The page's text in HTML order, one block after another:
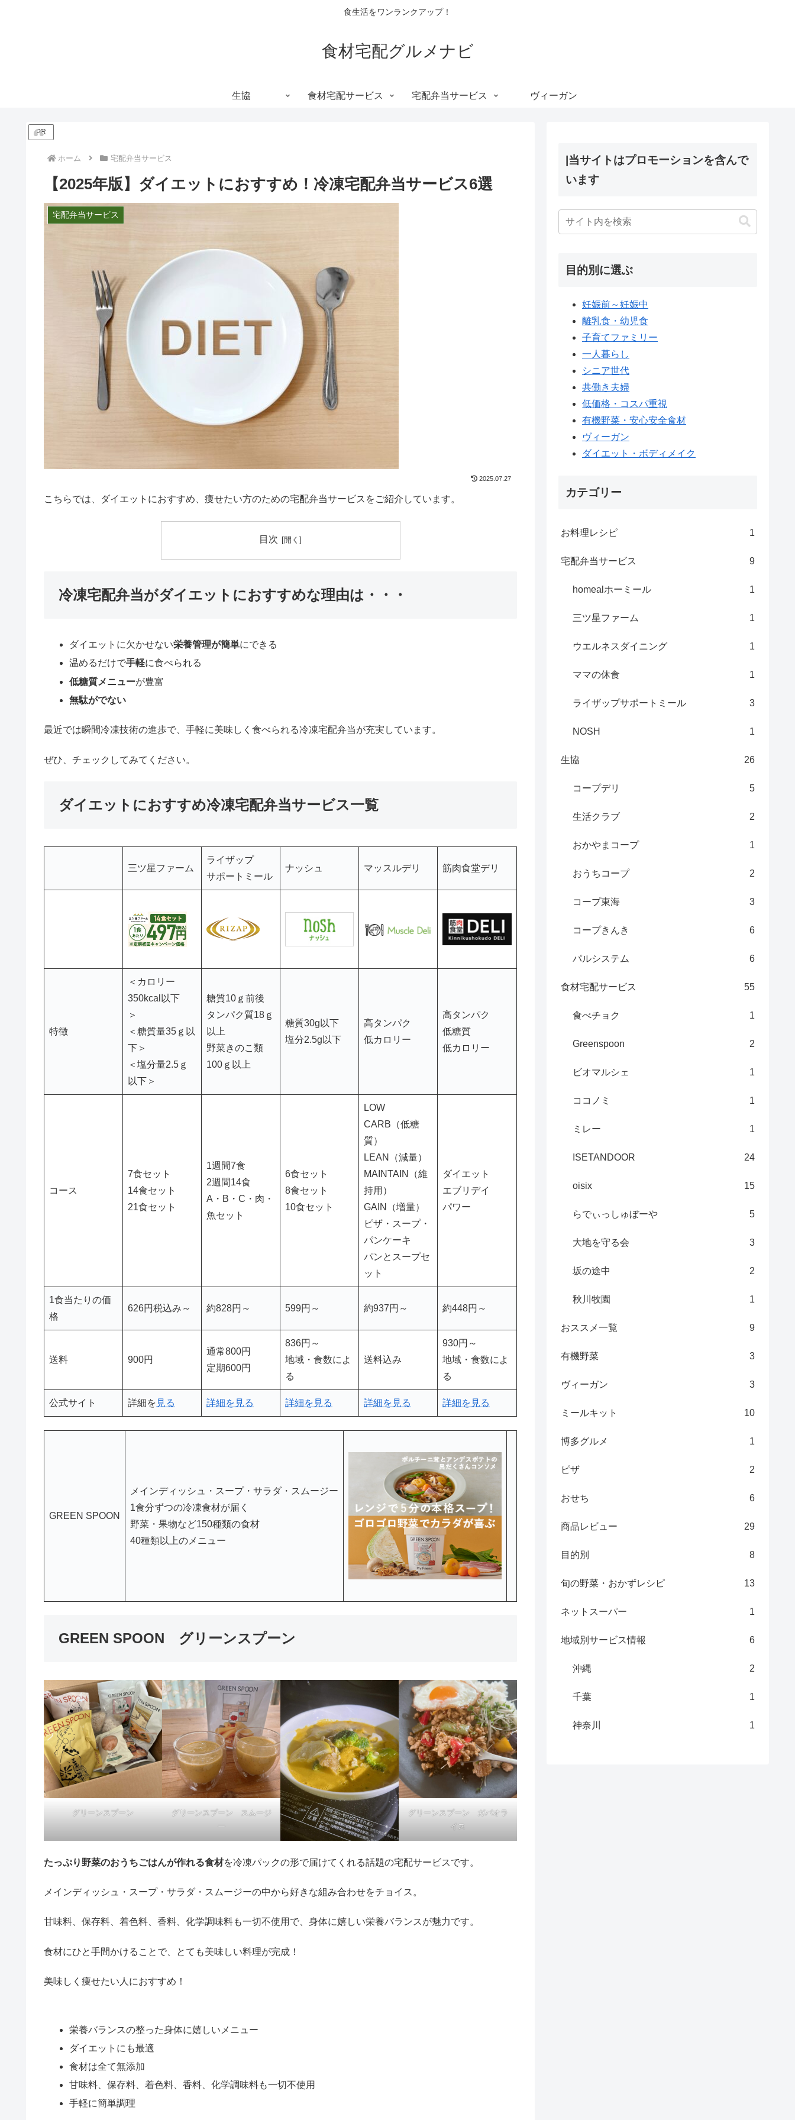
食生活をワンランクアップ！
食材宅配グルメナビ
生協 食材宅配サービス 宅配弁当サービス ヴィーガン
PR
ホーム 宅配弁当サービス
【2025年版】ダイエットにおすすめ！冷凍宅配弁当サービス6選
宅配弁当サービス
2025.07.27
こちらでは、ダイエットにおすすめ、痩せたい方のための宅配弁当サービスをご紹介しています。
目次
冷凍宅配弁当がダイエットにおすすめな理由は・・・
ダイエットに欠かせない栄養管理が簡単にできる
温めるだけで手軽に食べられる
低糖質メニューが豊富
無駄がでない
最近では瞬間冷凍技術の進歩で、手軽に美味しく食べられる冷凍宅配弁当が充実しています。
ぜひ、チェックしてみてください。
ダイエットにおすすめ冷凍宅配弁当サービス一覧
三ツ星ファーム
ライザップ
サポートミール
ナッシュ マッスルデリ 筋肉食堂デリ
特徴
＜カロリー
350kcal以下
＞
＜糖質量35ｇ以
下＞
＜塩分量2.5ｇ
以下＞
糖質10ｇ前後
タンパク質18ｇ
以上
野菜きのこ類
100ｇ以上
糖質30g以下
塩分2.5g以下
高タンパク
低カロリー
高タンパク
低糖質
低カロリー
コース
7食セット
14食セット
21食セット
1週間7食
2週間14食
A・B・C・肉・
魚セット
6食セット
8食セット
10食セット
LOW
CARB（低糖
質）
LEAN（減量）
MAINTAIN（維
持用）
GAIN（増量）
ピザ・スープ・
パンケーキ
パンとスープセ
ット
ダイエット
エブリデイ
パワー
1食当たりの価
格
626円税込み～ 約828円～ 599円～ 約937円～ 約448円～
送料 900円
通常800円
定期600円
836円～
地域・食数によ
る
送料込み
930円～
地域・食数によ
る
公式サイト 詳細を 見る 詳細を見る 詳細を見る 詳細を見る 詳細を見る
GREEN SPOON
メインディッシュ・スープ・サラダ・スムージー
1食分ずつの冷凍食材が届く
野菜・果物など150種類の食材
40種類以上のメニュー
GREEN SPOON グリーンスプーン
グリーンスプーン
グリーンスプーン スムージ
ー
グリーンスプーン ガパオラ
イス
たっぷり野菜のおうちごはんが作れる食材を冷凍パックの形で届けてくれる話題の宅配サービスです。
メインディッシュ・スープ・サラダ・スムージーの中から好きな組み合わせをチョイス。
甘味料、保存料、着色料、香料、化学調味料も一切不使用で、身体に嬉しい栄養バランスが魅力です。
食材にひと手間かけることで、とても美味しい料理が完成！
美味しく痩せたい人におすすめ！
栄養バランスの整った身体に嬉しいメニュー
ダイエットにも最適
食材は全て無添加
甘味料、保存料、着色料、香料、化学調味料も一切不使用
手軽に簡単調理
|当サイトはプロモーションを含んで
います
目的別に選ぶ
妊娠前～妊娠中
離乳食・幼児食
子育てファミリー
一人暮らし
シニア世代
共働き夫婦
低価格・コスパ重視
有機野菜・安心安全食材
ヴィーガン
ダイエット・ボディメイク
カテゴリー
お料理レシピ 1
宅配弁当サービス 9
homealホーミール 1
三ツ星ファーム 1
ウエルネスダイニング 1
ママの休食 1
ライザップサポートミール 3
NOSH 1
生協 26
コープデリ 5
生活クラブ 2
おかやまコープ 1
おうちコープ 2
コープ東海 3
コープきんき 6
パルシステム 6
食材宅配サービス 55
食べチョク 1
Greenspoon 2
ビオマルシェ 1
ココノミ 1
ミレー 1
ISETANDOOR 24
oisix 15
らでぃっしゅぼーや 5
大地を守る会 3
坂の途中 2
秋川牧園 1
おススメ一覧 9
有機野菜 3
ヴィーガン 3
ミールキット 10
博多グルメ 1
ピザ 2
おせち 6
商品レビュー 29
目的別 8
旬の野菜・おかずレシピ 13
ネットスーパー 1
地域別サービス情報 6
沖縄 2
千葉 1
神奈川 1